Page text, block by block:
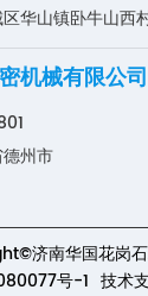
华山镇卧牛山西
机械有限公司
州市
济南华国花岗
号-1 技术